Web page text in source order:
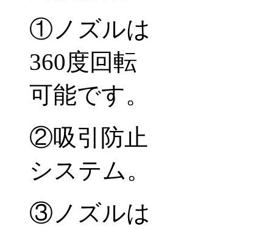
①ノズルは
360度回転
可能です。
②吸引防止
システム。
③ノズルは